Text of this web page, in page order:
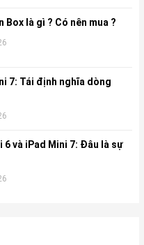
Box là gì ? Có nên mua ?
7: Tái định nghĩa dòng
6 và iPad Mini 7: Đâu là sự